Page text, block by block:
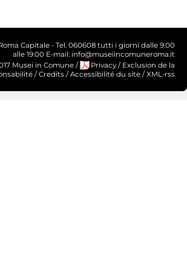
Capitale - Tel. 060608 tutti i giorni dalle 9.00
alle 19.00 E-mail: info@museiincomuneroma.it
Musei in Comune / Privacy / Exclusion de la
/ Credits / Accessibilité du site / XML-rss